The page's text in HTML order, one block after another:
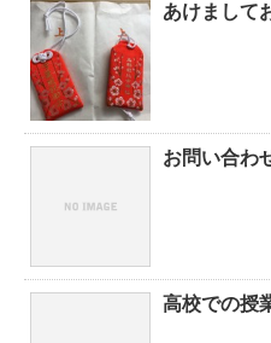
あけまして
お問い合わ
高校での授